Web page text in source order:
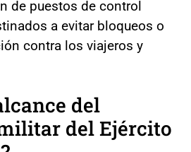
de puestos de control
a evitar bloqueos o
contra los viajeros y
del
del Ejército